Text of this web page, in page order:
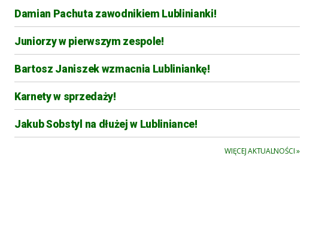
Damian Pachuta zawodnikiem Lublinianki!
Juniorzy w pierwszym zespole!
Bartosz Janiszek wzmacnia Lubliniankę!
Karnety w sprzedaży!
Jakub Sobstyl na dłużej w Lubliniance!
WIĘCEJ AKTUALNOŚCI »